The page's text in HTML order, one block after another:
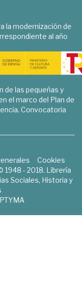
la modernización de
al año
de las pequeñas y
el marco del Plan de
Convocatoria
Cookies
1948 - 2018. Librería
Sociales, Historia y